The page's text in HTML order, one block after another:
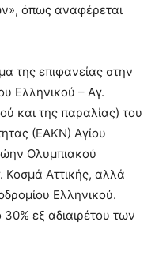
όπως αναφέρεται
της επιφανείας στην
Ελληνικού – Αγ.
και της παραλίας) του
(ΕΑΚΝ) Αγίου
Ολυμπιακού
Κοσμά Αττικής, αλλά
Ελληνικού.
εξ αδιαιρέτου των